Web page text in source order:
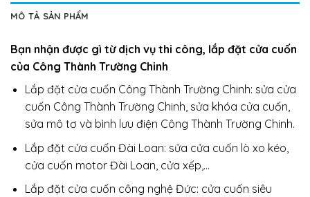
MÔ TẢ SẢN PHẨM
Bạn nhận được gì từ dịch vụ thi công, lắp đặt cửa cuốn
của Công Thành Trường Chinh
Lắp đặt cửa cuốn Công Thành Trường Chinh: sửa cửa
cuốn Công Thành Trường Chinh, sửa khóa cửa cuốn,
sửa mô tơ và bình lưu điện Công Thành Trường Chinh.
Lắp đặt cửa cuốn Đài Loan: sửa cửa cuốn lò xo kéo,
cửa cuốn motor Đài Loan, cửa xếp,…
Lắp đặt cửa cuốn công nghệ Đức: cửa cuốn siêu